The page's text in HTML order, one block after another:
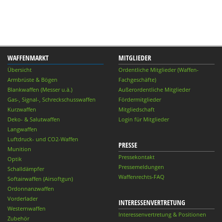
WAFFENMARKT
Übersicht
Armbrüste & Bögen
Blankwaffen (Messer u.ä.)
Gas-, Signal-, Schreckschusswaffen
Kurzwaffen
Deko- & Salutwaffen
Langwaffen
Luftdruck- und CO2-Waffen
Munition
Optik
Schalldämpfer
Softairwaffen (Airsoftgun)
Ordonnanzwaffen
Vorderlader
Westernwaffen
Zubehör
MITGLIEDER
Ordentliche Mitglieder (Waffen-
Fachgeschäfte)
Außerordentliche Mitglieder
Fördermitglieder
Mitgliedschaft
Login für Mitglieder
PRESSE
Pressekontakt
Pressemeldungen
Waffenrechts-FAQ
INTERESSENVERTRETUNG
Interessenvertretung & Positionen